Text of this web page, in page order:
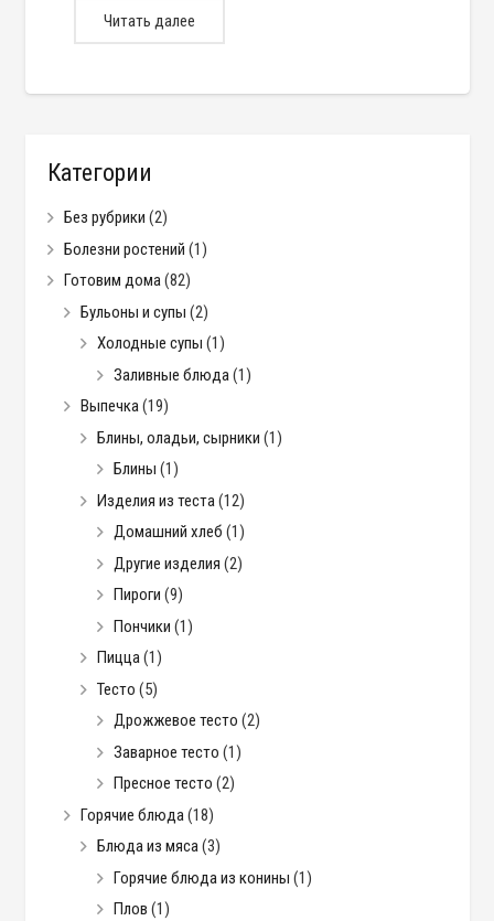
Читать далее
Категории
Без рубрики (2)
Болезни ростений (1)
Готовим дома(82)
Бульоны и супы (2)
Холодные супы (1)
Заливные блюда(1)
Выпечка(19)
Блины, оладьи, сырники (1)
Блины (1)
Изделия из теста(12)
Домашний хлеб (1)
Другие изделия (2)
Пироги (9)
Пончики (1)
Пицца(1)
Тесто (5)
Дрожжевое тесто (2)
Заварное тесто (1)
Пресное тесто (2)
Горячие блюда(18)
Блюда из мяса(3)
Горячие блюда из конины (1)
Плов (1)